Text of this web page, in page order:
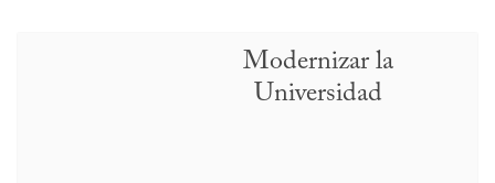
Modernizar la
Universidad